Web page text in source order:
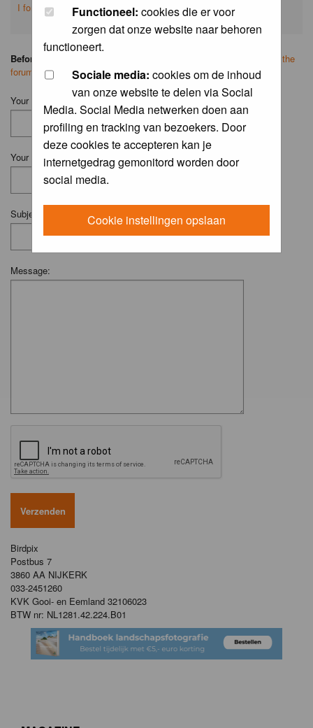
Functioneel: cookies die er voor
zorgen dat onze website naar behoren
functioneert.
Sociale media: cookies om de inhoud
van onze website te delen via Social
Media. Social Media netwerken doen aan
profiling en tracking van bezoekers. Door
deze cookies te accepteren kan je
internetgedrag gemonitord worden door
social media.
Cookie instellingen opslaan
I forgot my password
Before you ask your question:
search on the
forum
first.
Your Name (Fill in your username if you have one):
Your Email:
Subject:
Message:
Birdpix
Postbus 7
3860 AA NIJKERK
033-2451260
KVK Gooi- en Eemland 32106023
BTW nr: NL1281.42.224.B01